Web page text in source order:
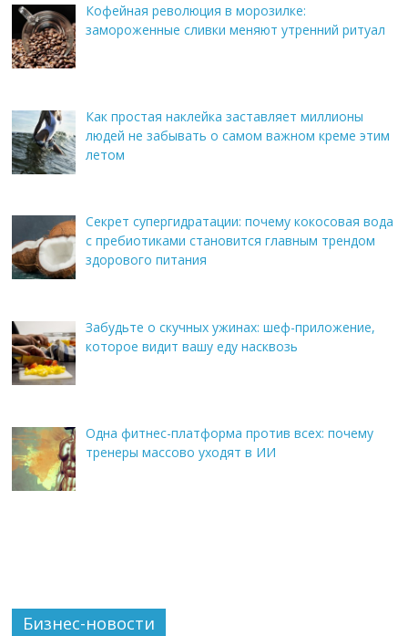
Кофейная революция в морозилке:
замороженные сливки меняют утренний ритуал
Как простая наклейка заставляет миллионы
людей не забывать о самом важном креме этим
летом
Секрет супергидратации: почему кокосовая вода
с пребиотиками становится главным трендом
здорового питания
Забудьте о скучных ужинах: шеф-приложение,
которое видит вашу еду насквозь
Одна фитнес-платформа против всех: почему
тренеры массово уходят в ИИ
Бизнес-новости